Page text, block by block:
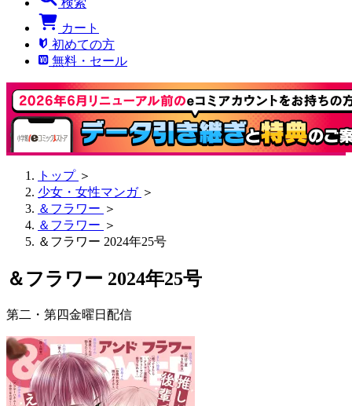
検索
カート
初めての方
無料・セール
トップ ＞
少女・女性マンガ ＞
＆フラワー ＞
＆フラワー ＞
＆フラワー 2024年25号
＆フラワー 2024年25号
第二・第四金曜日配信